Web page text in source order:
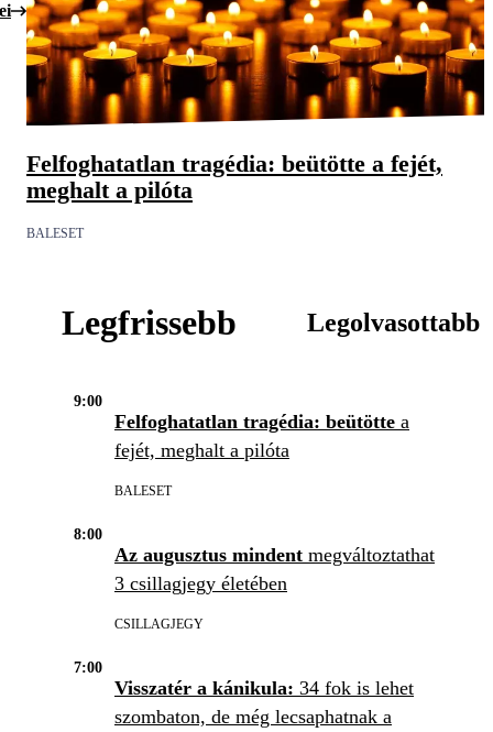
Felfoghatatlan tragédia: beütötte a fejét,
meghalt a pilóta
BALESET
Legfrissebb Legolvasottabb
9:00
Felfoghatatlan tragédia: beütötte a
fejét, meghalt a pilóta
BALESET
8:00
Az augusztus mindent megváltoztathat
3 csillagjegy életében
CSILLAGJEGY
7:00
Visszatér a kánikula: 34 fok is lehet
szombaton, de még lecsaphatnak a